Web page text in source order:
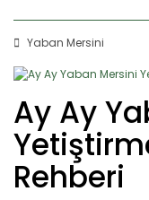
Yaban Mersini
Ay Ay
Rehberi